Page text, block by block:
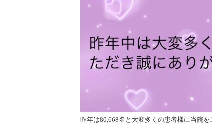
昨年は80,668名と大変多くの患者様に当院